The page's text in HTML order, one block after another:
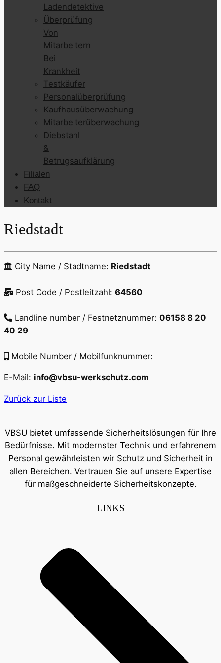
Ladendetektive
Überprüfung
Von
Mitarbeitern
Bei
Krankheit
Testkäufer
Personalüberprüfung
Kaufhausüberwachung
Mitarbeiterüberwachung
Diebstahl
&
Betrugsaufklärung
Filialen
FAQ
Kontakt
Riedstadt
City Name / Stadtname: Riedstadt
Post Code / Postleitzahl: 64560
Landline number / Festnetznummer: 06158 8 20
40 29
Mobile Number / Mobilfunknummer:
E-Mail: info@vbsu-werkschutz.com
Zurück zur Liste
VBSU bietet umfassende Sicherheitslösungen für Ihre
Bedürfnisse. Mit modernster Technik und erfahrenem
Personal gewährleisten wir Schutz und Sicherheit in
allen Bereichen. Vertrauen Sie auf unsere Expertise
für maßgeschneiderte Sicherheitskonzepte.
LINKS